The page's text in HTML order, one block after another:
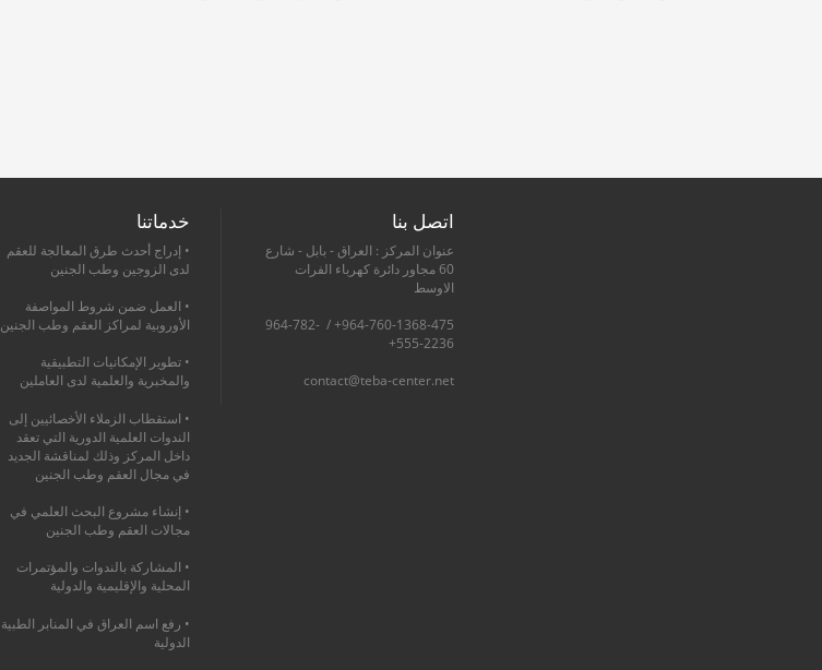
خدماتنا
• إدراج أحدث طرق المعالجة للعقم
لدى الزوجين وطب الجنين
• العمل ضمن شروط المواصفة
الأوروبية لمراكز العقم وطب الجنين
• تطوير الإمكانيات التطبيقية
والمخبرية والعلمية لدى العاملين
• استقطاب الزملاء الأخصائيين إلى
الندوات العلمية الدورية التي تعقد
داخل المركز وذلك لمناقشة الجديد
في مجال العقم وطب الجنين
• إنشاء مشروع البحث العلمي في
مجالات العقم وطب الجنين
• المشاركة بالندوات والمؤتمرات
المحلية والإقليمية والدولية
• رفع اسم العراق في المنابر الطبية
الدولية
اتصل بنا
عنوان المركز : العراق - بابل - شارع
60 مجاور دائرة كهرباء الفرات
الاوسط
964-760-1368-475+ / 964-782-
555-2236+
contact@teba-center.net